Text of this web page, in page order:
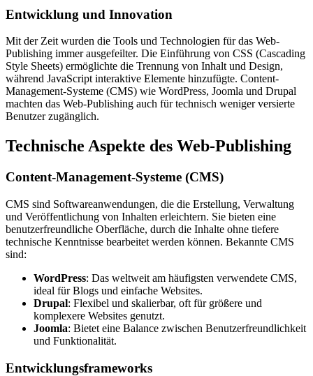
Entwicklung und Innovation
Mit der Zeit wurden die Tools und Technologien für das Web-
Publishing immer ausgefeilter. Die Einführung von CSS (Cascading
Style Sheets) ermöglichte die Trennung von Inhalt und Design,
während JavaScript interaktive Elemente hinzufügte. Content-
Management-Systeme (CMS) wie WordPress, Joomla und Drupal
machten das Web-Publishing auch für technisch weniger versierte
Benutzer zugänglich.
Technische Aspekte des Web-Publishing
Content-Management-Systeme (CMS)
CMS sind Softwareanwendungen, die die Erstellung, Verwaltung
und Veröffentlichung von Inhalten erleichtern. Sie bieten eine
benutzerfreundliche Oberfläche, durch die Inhalte ohne tiefere
technische Kenntnisse bearbeitet werden können. Bekannte CMS
sind:
WordPress: Das weltweit am häufigsten verwendete CMS,
ideal für Blogs und einfache Websites.
Drupal: Flexibel und skalierbar, oft für größere und
komplexere Websites genutzt.
Joomla: Bietet eine Balance zwischen Benutzerfreundlichkeit
und Funktionalität.
Entwicklungsframeworks